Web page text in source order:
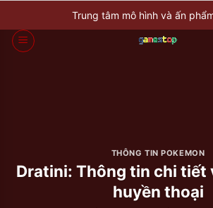
qua
nội
Trung tâm mô hình và ấn
THÔNG TIN POKEMON
Dratini: Thông tin chi tiết
huyền thoại